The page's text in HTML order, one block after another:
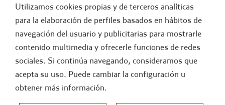
- INSTALACIONES > CAMPOS DE FUTBOL > PORTERIAS F 7
ORDEN:
Utilizamos cookies propias y de terceros analíticas
para la elaboración de perfiles basados en hábitos de
navegación del usuario y publicitarias para mostrarle
contenido multimedia y ofrecerle funciones de redes
sociales. Si continúa navegando, consideramos que
acepta su uso. Puede cambiar la configuración u
obtener más información.